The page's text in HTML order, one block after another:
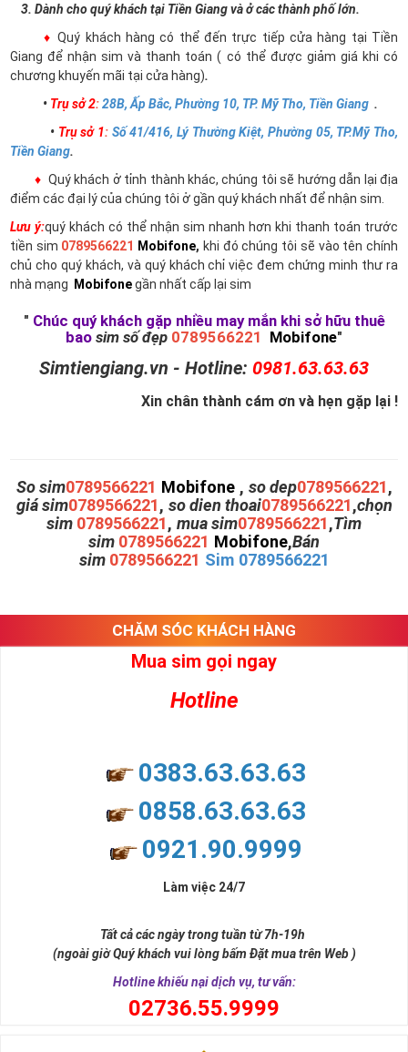
3. Dành cho quý khách tại Tiền Giang và ở các thành phố lớn.
♦ Quý khách hàng có thể đến trực tiếp cửa hàng tại Tiền
Giang để nhận sim và thanh toán ( có thể được giảm giá khi có
chương khuyến mãi tại cửa hàng).
• Trụ sở 2:28B, Ấp Bắc, Phường 10, TP. Mỹ Tho, Tiền Giang .
• Trụ sở 1: Số 41/416, Lý Thường Kiệt, Phường 05, TP.Mỹ Tho,
Tiền Giang.
♦ Quý khách ở tỉnh thành khác, chúng tôi sẽ hướng dẫn lại địa
điểm các đại lý của chúng tôi ở gần quý khách nhất để nhận sim.
Lưu ý:quý khách có thể nhận sim nhanh hơn khi thanh toán trước
tiền sim 0789566221 Mobifone, khi đó chúng tôi sẽ vào tên chính
chủ cho quý khách, và quý khách chỉ việc đem chứng minh thư ra
nhà mạng
Mobifonegần nhất cấp lại sim
" Chúc quý khách gặp nhiều may mắn khi sở hữu thuê
bao sim số đẹp 0789566221 Mobifone"
Simtiengiang.vn - Hotline: 0981.63.63.63
Xin chân thành cám ơn và hẹn gặp lại !
So sim0789566221 Mobifone , so dep0789566221,
giá sim0789566221, so dien thoai0789566221,chọn
sim 0789566221, mua sim0789566221,Tìm
sim 0789566221 Mobifone,Bán
sim 0789566221 Sim 0789566221
CHĂM SÓC KHÁCH HÀNG
Mua sim gọi ngay
Hotline
0383.63.63.63
0858.63.63.63
0921.90.9999
Làm việc 24/7
Tất cả các ngày trong tuần từ 7h-19h
(ngoài giờ Quý khách vui lòng bấm Đặt mua trên Web )
Hotline khiếu nại dịch vụ, tư vấn:
02736.55.9999